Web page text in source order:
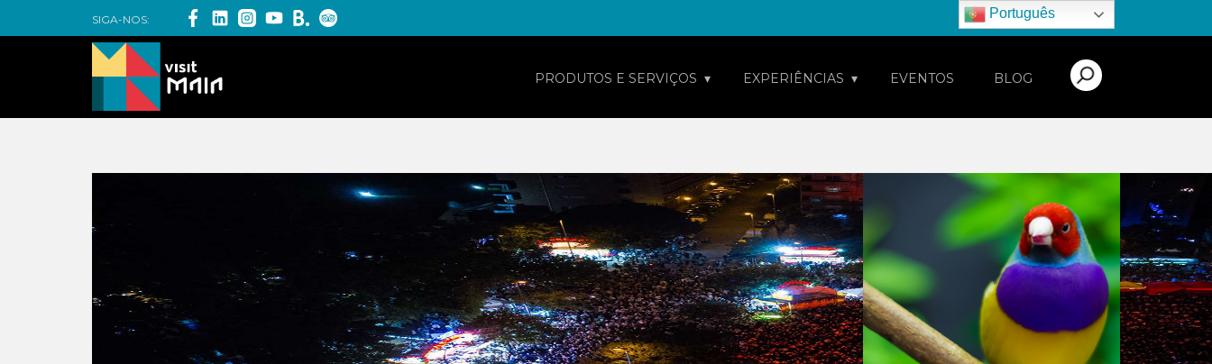
SIGA-NOS: Português
PRODUTOS E SERVIÇOS EXPERIÊNCIAS EVENTOS BLOG